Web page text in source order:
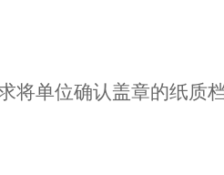
单位确认盖章的纸质